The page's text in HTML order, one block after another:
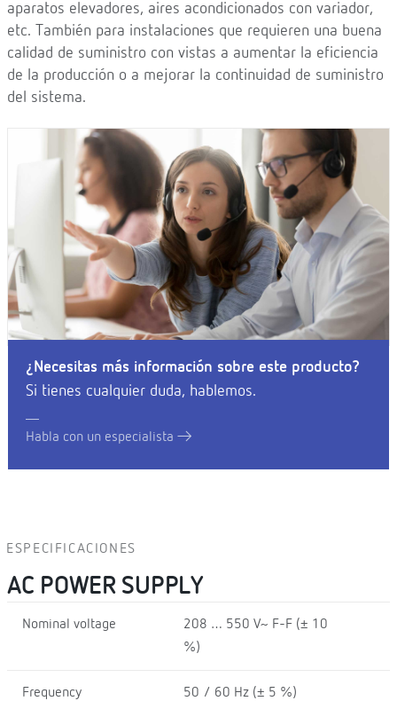
aparatos elevadores, aires acondicionados con variador,
etc. También para instalaciones que requieren una buena
calidad de suministro con vistas a aumentar la eficiencia
de la producción o a mejorar la continuidad de suministro
del sistema.
¿Necesitas más información sobre este producto?
Si tienes cualquier duda, hablemos.
Habla con un especialista
ESPECIFICACIONES
AC POWER SUPPLY
Nominal voltage
208 … 550 V~ F-F (± 10
%)
Frequency 50 / 60 Hz (± 5 %)